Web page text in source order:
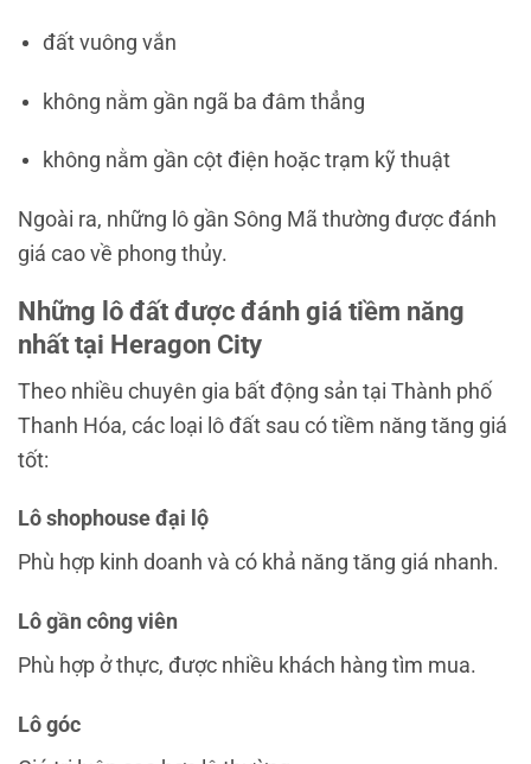
đất vuông vắn
không nằm gần ngã ba đâm thẳng
không nằm gần cột điện hoặc trạm kỹ thuật
Ngoài ra, những lô gần Sông Mã thường được đánh
giá cao về phong thủy.
Những lô đất được đánh giá tiềm năng
nhất tại Heragon City
Theo nhiều chuyên gia bất động sản tại Thành phố
Thanh Hóa, các loại lô đất sau có tiềm năng tăng giá
tốt:
Lô shophouse đại lộ
Phù hợp kinh doanh và có khả năng tăng giá nhanh.
Lô gần công viên
Phù hợp ở thực, được nhiều khách hàng tìm mua.
Lô góc